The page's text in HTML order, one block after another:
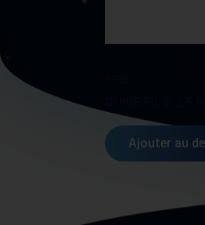
GUIDE FIL D.2,5
Ajouter au